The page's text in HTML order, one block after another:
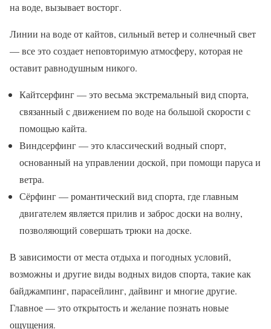
на воде, вызывает восторг.
Линии на воде от кайтов, сильный ветер и солнечный свет
— все это создает неповторимую атмосферу, которая не
оставит равнодушным никого.
Кайтсерфинг — это весьма экстремальный вид спорта,
связанный с движением по воде на большой скорости с
помощью кайта.
Виндсерфинг — это классический водный спорт,
основанный на управлении доской, при помощи паруса и
ветра.
Сёрфинг — романтический вид спорта, где главным
двигателем является прилив и заброс доски на волну,
позволяющий совершать трюки на доске.
В зависимости от места отдыха и погодных условий,
возможны и другие виды водных видов спорта, такие как
байджампинг, парасейлинг, дайвинг и многие другие.
Главное — это открытость и желание познать новые
ощущения.